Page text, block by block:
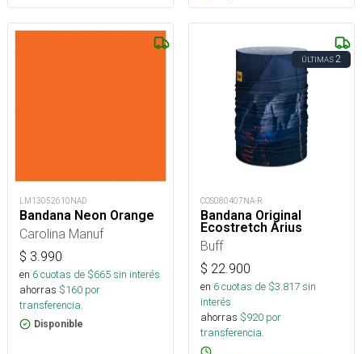
LM13052610NAD
Bandana Neon Orange
Carolina Manuf
$ 3.990
en 6cuotas de $665sin interés
ahorras $160 por
transferencia.
Disponible
ÚLTIMAS2
COS080407NA-R
Bandana Original
Ecostretch Arius
Buff
$ 22.900
en 6cuotas de $3.817sin
interés
ahorras $920 por
transferencia.